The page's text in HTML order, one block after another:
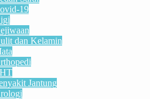
19
dan Kelamin
Jantung